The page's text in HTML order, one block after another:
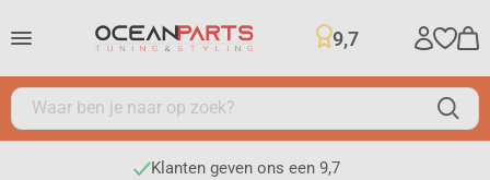
9,7
Klanten geven ons een 9,7